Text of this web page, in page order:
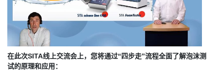
在此次SITA线上交流会上，您将通过“四步走”流程全面了解泡沫测
试的原理和应用：